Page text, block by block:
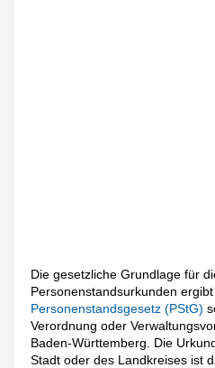
Die gesetzliche Grundlage für
Personenstandsurkunden
Personenstandsgesetz (PStG)
Verordnung oder
Baden-Württemberg. Die
Stadt oder des Landkreises ist